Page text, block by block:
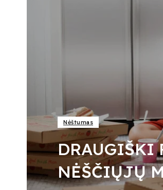
Nėštumas
DRAUGIŠKI
NĖŠČIŲJŲ